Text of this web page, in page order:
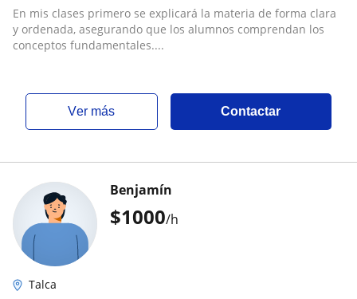
En mis clases primero se explicará la materia de forma clara
y ordenada, asegurando que los alumnos comprendan los
conceptos fundamentales....
ver más Contactar
$1000/h
Benjamín
Talca